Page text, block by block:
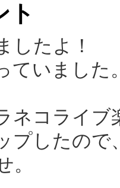
したよ！
ていました
ネコライブ
プしたので
。